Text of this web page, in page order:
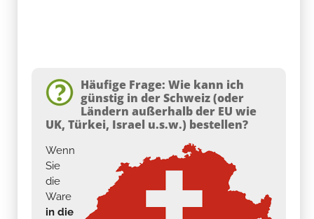
Häufige Frage: Wie kann ich
günstig in der Schweiz (oder
Ländern außerhalb der EU wie
UK, Türkei, Israel u.s.w.) bestellen?
Wenn
Sie
die
Ware
in die